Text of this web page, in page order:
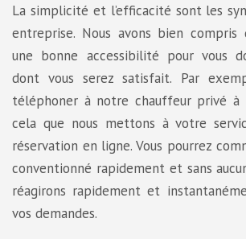
La simplicité et l’efficacité sont les
entreprise. Nous avons bien
une bonne accessibilité pour vous
dont vous serez satisfait. Par
téléphoner à notre chauffeur privé à
cela que nous mettons à votre
réservation en ligne. Vous pourrez
conventionné rapidement et sans
réagirons rapidement et
vos demandes.